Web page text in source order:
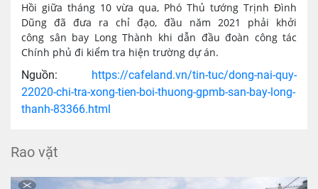
Hồi giữa tháng 10 vừa qua, Phó Thủ tướng Trịnh Đình
Dũng đã đưa ra chỉ đạo, đầu năm 2021 phải khởi
công sân bay Long Thành khi dẫn đầu đoàn công tác
Chính phủ đi kiểm tra hiện trường dự án.
Nguồn: https://cafeland.vn/tin-tuc/dong-nai-quy-
22020-chi-tra-xong-tien-boi-thuong-gpmb-san-bay-long-
thanh-83366.html
Rao vặt